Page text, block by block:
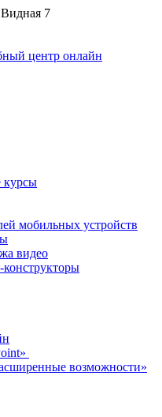
7
курсы
мобильных устройств
видео
конструкторы
возможности»